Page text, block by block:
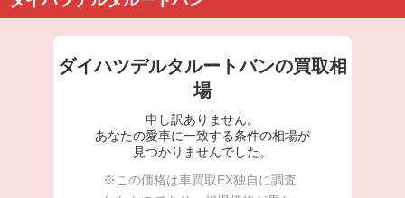
ダイハツデルタルートバンの買取相
場
申し訳ありません。
あなたの愛車に一致する条件の相場が
見つかりませんでした。
※この価格は車買取EX独自に調査